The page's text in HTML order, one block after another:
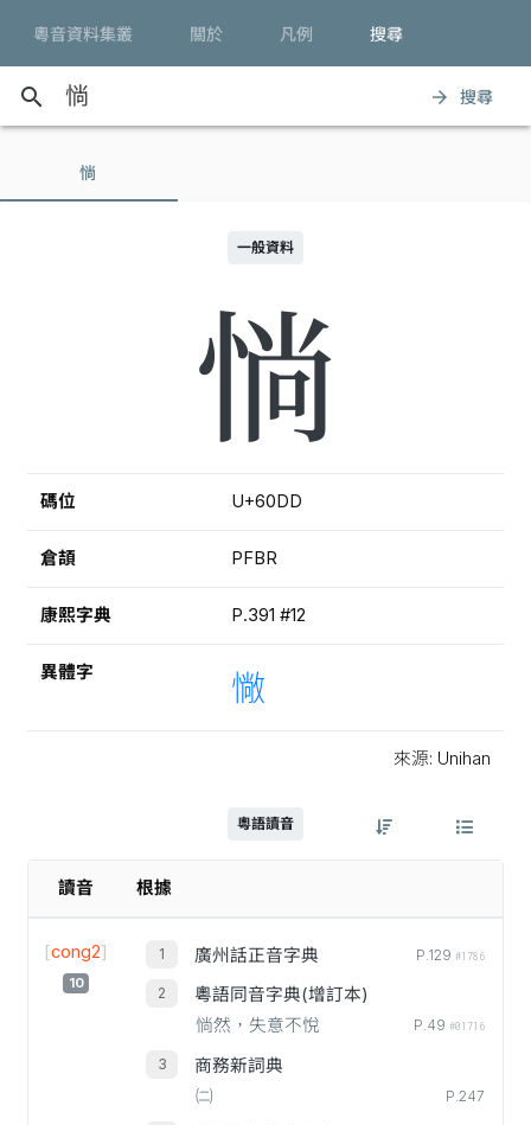
粵音資料集叢 關於 凡例 搜尋
search arrow_forward 搜尋
惝
一般資料
惝
碼位 U+60DD
倉頡 PFBR
康熙字典 P.391 #12
異體字 𢠵
來源: Unihan
粵語讀音
讀音 根據
[cong2]
10
廣州話正音字典 P.129 #1786
粵語同音字典(增訂本)
惝然，失意不悅
P.49 #01716
商務新詞典
㈡
P.247